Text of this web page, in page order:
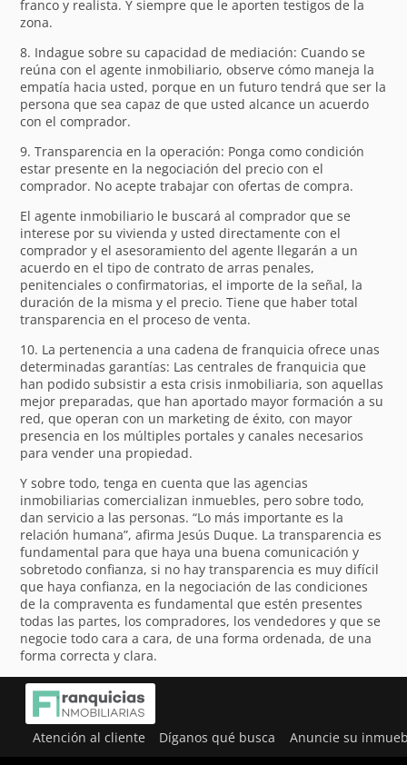
franco y realista. Y siempre que le aporten testigos de la
zona.
8. Indague sobre su capacidad de mediación: Cuando se
reúna con el agente inmobiliario, observe cómo maneja la
empatía hacia usted, porque en un futuro tendrá que ser la
persona que sea capaz de que usted alcance un acuerdo
con el comprador.
9. Transparencia en la operación: Ponga como condición
estar presente en la negociación del precio con el
comprador. No acepte trabajar con ofertas de compra.
El agente inmobiliario le buscará al comprador que se
interese por su vivienda y usted directamente con el
comprador y el asesoramiento del agente llegarán a un
acuerdo en el tipo de contrato de arras penales,
penitenciales o confirmatorias, el importe de la señal, la
duración de la misma y el precio. Tiene que haber total
transparencia en el proceso de venta.
10. La pertenencia a una cadena de franquicia ofrece unas
determinadas garantías: Las centrales de franquicia que
han podido subsistir a esta crisis inmobiliaria, son aquellas
mejor preparadas, que han aportado mayor formación a su
red, que operan con un marketing de éxito, con mayor
presencia en los múltiples portales y canales necesarios
para vender una propiedad.
Y sobre todo, tenga en cuenta que las agencias
inmobiliarias comercializan inmuebles, pero sobre todo,
dan servicio a las personas. “Lo más importante es la
relación humana”, afirma Jesús Duque. La transparencia es
fundamental para que haya una buena comunicación y
sobretodo confianza, si no hay transparencia es muy difícil
que haya confianza, en la negociación de las condiciones
de la compraventa es fundamental que estén presentes
todas las partes, los compradores, los vendedores y que se
negocie todo cara a cara, de una forma ordenada, de una
forma correcta y clara.
Atención al cliente Díganos qué busca Anuncie su